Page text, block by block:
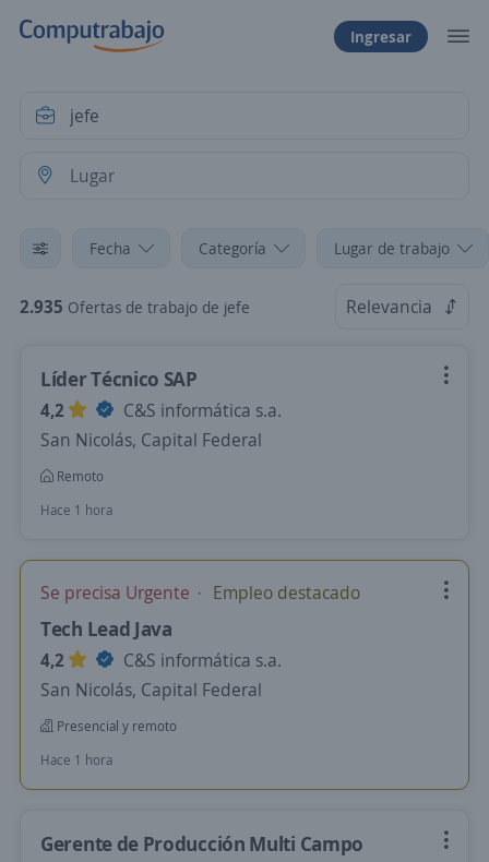
Ingresar
Fecha Categoría Lugar de trabajo
2.935 Ofertas de trabajo de jefe Relevancia
Líder Técnico SAP
4,2
C&S informática s.a.
San Nicolás, Capital Federal
Remoto
Hace 1 hora
Se precisa Urgente Empleo destacado
Tech Lead Java
4,2
C&S informática s.a.
San Nicolás, Capital Federal
Presencial y remoto
Hace 1 hora
Gerente de Producción Multi Campo